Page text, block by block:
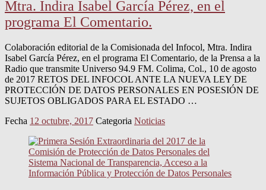
Mtra. Indira Isabel García Pérez, en el
programa El Comentario.
Colaboración editorial de la Comisionada del Infocol, Mtra. Indira
Isabel García Pérez, en el programa El Comentario, de la Prensa a la
Radio que transmite Universo 94.9 FM. Colima, Col., 10 de agosto
de 2017 RETOS DEL INFOCOL ANTE LA NUEVA LEY DE
PROTECCIÓN DE DATOS PERSONALES EN POSESIÓN DE
SUJETOS OBLIGADOS PARA EL ESTADO …
Fecha 12 octubre, 2017 Categoria Noticias